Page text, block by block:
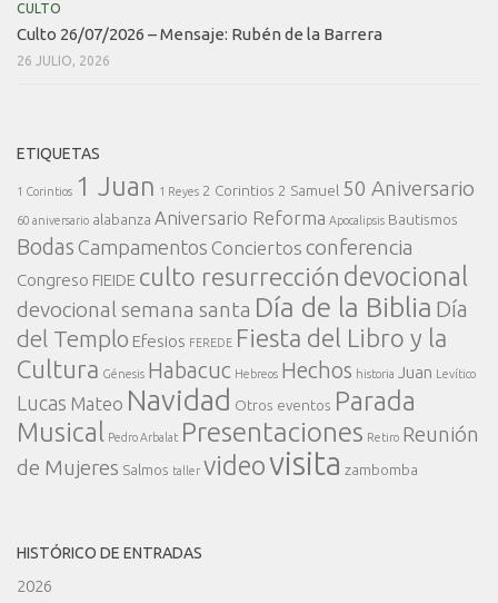
CULTO
Culto 26/07/2026 – Mensaje: Rubén de la Barrera
26 JULIO, 2026
ETIQUETAS
1 Corintios 1 Juan 1 Reyes 2 Corintios 2 Samuel 50 Aniversario
60 aniversario alabanza Aniversario Reforma Apocalipsis Bautismos
Bodas Campamentos Conciertos conferencia
Congreso FIEIDE culto resurrección devocional
devocional semana santa Día de la Biblia Día
del Templo Efesios FEREDE Fiesta del Libro y la
Cultura Génesis Habacuc Hebreos Hechos historia Juan Levítico
Lucas Mateo Navidad Otros eventos Parada
Musical
Pedro Arbalat Presentaciones Retiro Reunión
de Mujeres Salmos taller videovisita zambomba
HISTÓRICO DE ENTRADAS
2026